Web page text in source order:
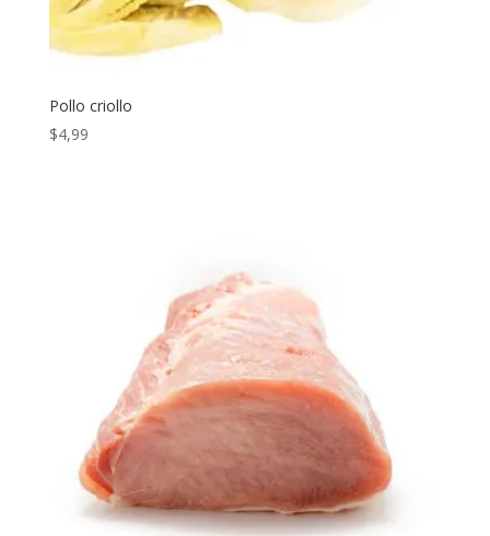
Pollo criollo
$4,99